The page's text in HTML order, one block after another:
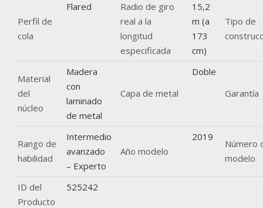
Perfil de
cola
Flared
Radio de giro
real a la
longitud
especificada
15,2
m (a
173
cm)
Tipo de
Material
del
núcleo
Madera
con
laminado
de metal
Capa de metal
Doble
Garantía
Rango de
habilidad
Intermedio
avanzado
– Experto
Año modelo
2019
Número
modelo
ID del
Producto
525242